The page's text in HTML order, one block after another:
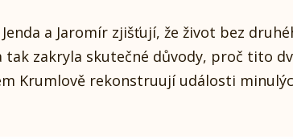
a Jaromír zjišťují, že život bez
zakryla skutečné důvody, proč tito
Krumlově rekonstruují události